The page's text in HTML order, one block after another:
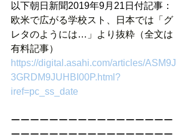
以下朝日新聞2019年9月21日付記事：
欧米で広がる学校スト、日本では「グ
レタのようには…」より抜粋（全文は
有料記事）
https://digital.asahi.com/articles/ASM9J
3GRDM9JUHBI00P.html?
iref=pc_ss_date
ーーーーーーーーーーーーーーーーー
ーーーーーーーーーーーーーーーーー